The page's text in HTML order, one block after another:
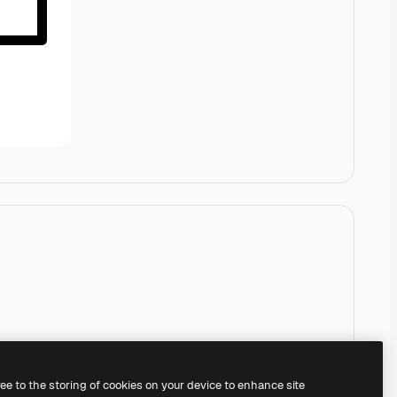
to the storing of cookies on your device to enhance site